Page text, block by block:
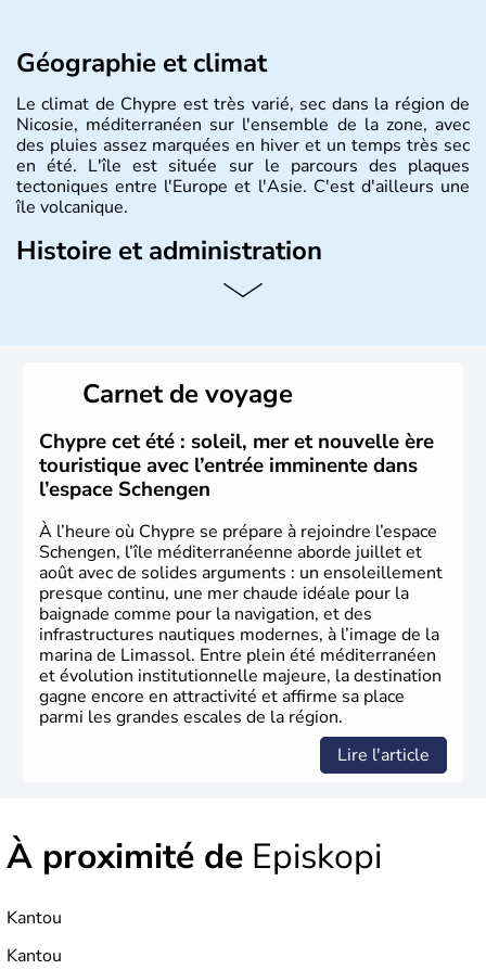
Géographie et climat
Le climat de Chypre est très varié, sec dans la région de
Nicosie, méditerranéen sur l'ensemble de la zone, avec
des pluies assez marquées en hiver et un temps très sec
en été. L'île est située sur le parcours des plaques
tectoniques entre l'Europe et l'Asie. C'est d'ailleurs une
île volcanique.
Histoire et administration
Chypre est une île située dans le bassin Levantin, à l'est
La superficie totale de l'île dépasse les 9000 km2.
Carnet de voyage
Chypre cet été : soleil, mer et nouvelle ère
touristique avec l’entrée imminente dans
l’espace Schengen
À l’heure où Chypre se prépare à rejoindre l’espace
Schengen, l’île méditerranéenne aborde juillet et
août avec de solides arguments : un ensoleillement
presque continu, une mer chaude idéale pour la
baignade comme pour la navigation, et des
infrastructures nautiques modernes, à l’image de la
marina de Limassol. Entre plein été méditerranéen
et évolution institutionnelle majeure, la destination
gagne encore en attractivité et affirme sa place
parmi les grandes escales de la région.
Lire l'article
À proximité de Episkopi
Kantou
Kantou